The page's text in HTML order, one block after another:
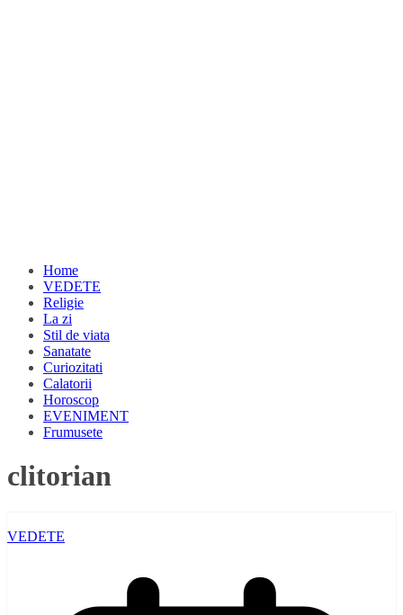
Home
VEDETE
Religie
La zi
Stil de viata
Sanatate
Curiozitati
Calatorii
Horoscop
EVENIMENT
Frumusete
clitorian
VEDETE